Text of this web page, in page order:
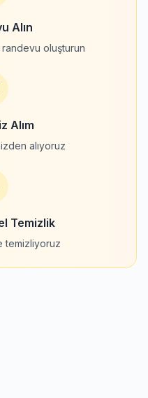
Alın
oluşturun
Alım
alıyoruz
Temizlik
temizliyoruz